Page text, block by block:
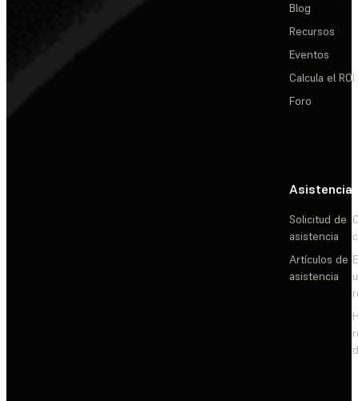
Blog
Recursos
Eventos
Calcula el ROI
Foro
Asistencia
Solicitud de
asistencia
Artículos de
asistencia